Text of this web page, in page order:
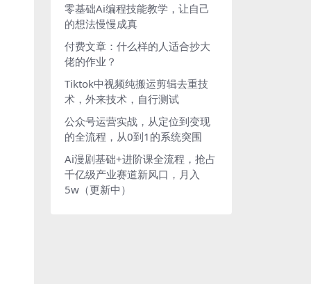
零基础Ai编程技能教学，让自己
的想法慢慢成真
付费文章：什么样的人适合抄大
佬的作业？
Tiktok中视频纯搬运剪辑去重技
术，外来技术，自行测试
公众号运营实战，从定位到变现
的全流程，从0到1的系统突围
Ai漫剧基础+进阶课全流程，抢占
千亿级产业赛道新风口，月入
5w（更新中）